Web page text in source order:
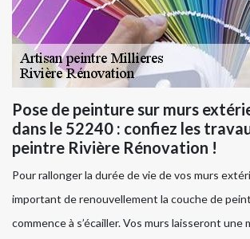
Pose de peinture sur murs
dans le 52240 : confiez les
peintre Rivière Rénovation !
Pour rallonger la durée de vie de vos murs
important de renouvellement la couche de
commence à s’écailler. Vos murs laisseront une